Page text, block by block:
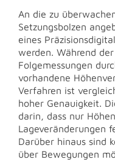
An die zu
Setzungsbolzen
eines
werden. Während
Folgemessungen
vorhandene
Verfahren ist
hoher Genauigkeit.
darin, dass nur
Lageveränderungen
Darüber hinaus sind
über Bewegungen